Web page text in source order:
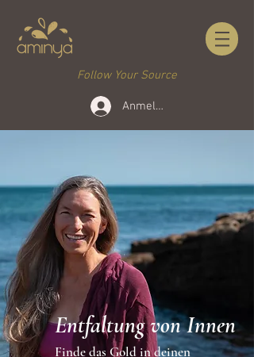
Follow Your Source
Anmelden
Entfaltung von Innen
Finde das Gold in deinen